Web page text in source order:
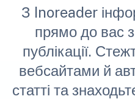
З Inoreader
прямо до вас
публікації.
вебсайтами й
статті та